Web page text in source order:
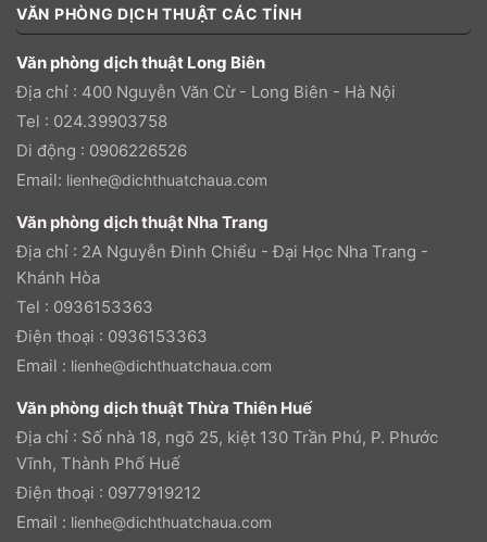
VĂN PHÒNG DỊCH THUẬT CÁC TỈNH
Văn phòng dịch thuật Long Biên
Địa chỉ : 400 Nguyễn Văn Cừ - Long Biên - Hà Nội
Tel : 024.39903758
Di động : 0906226526
Email: lienhe@dichthuatchaua.com
Văn phòng dịch thuật Nha Trang
Địa chỉ : 2A Nguyễn Đình Chiểu - Đại Học Nha Trang -
Khánh Hòa
Tel : 0936153363
Điện thoại : 0936153363
Email : lienhe@dichthuatchaua.com
Văn phòng dịch thuật Thừa Thiên Huế
Địa chỉ : Số nhà 18, ngõ 25, kiệt 130 Trần Phú, P. Phước
Vĩnh, Thành Phố Huế
Điện thoại : 0977919212
Email : lienhe@dichthuatchaua.com